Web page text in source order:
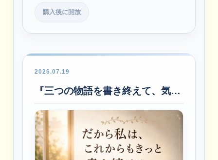
購入後に開放
2026.07.19
『三つの物語を書き終えて、気づいたこと』